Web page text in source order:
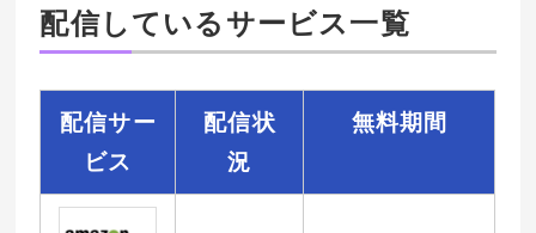
配信しているサービス一覧
配信サー
ビス
配信状
況
無料期間